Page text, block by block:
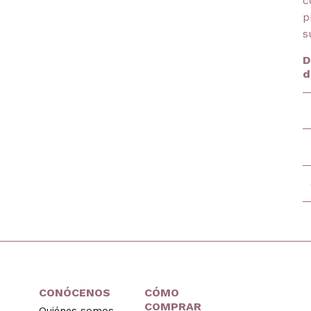
CONÓCENOS
CÓMO
COMPRAR